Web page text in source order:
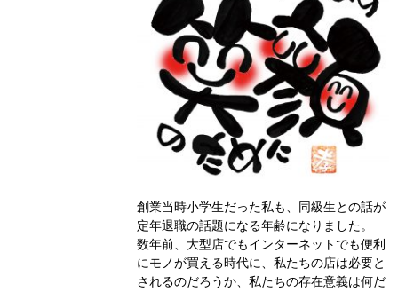
創業当時小学生だった私も、同級生との話が
定年退職の話題になる年齢になりました。
数年前、大型店でもインターネットでも便利
にモノが買える時代に、私たちの店は必要と
されるのだろうか、私たちの存在意義は何だ